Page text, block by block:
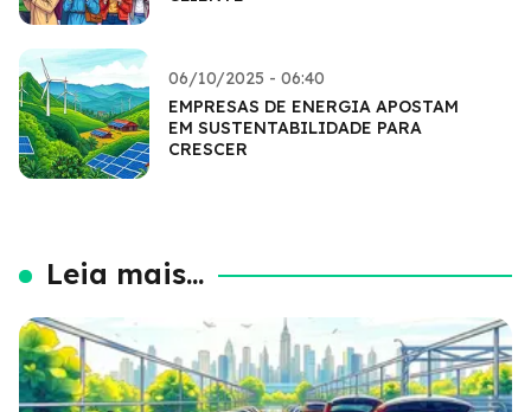
06/10/2025 - 06:40
EMPRESAS DE ENERGIA APOSTAM
EM SUSTENTABILIDADE PARA
CRESCER
Leia mais...